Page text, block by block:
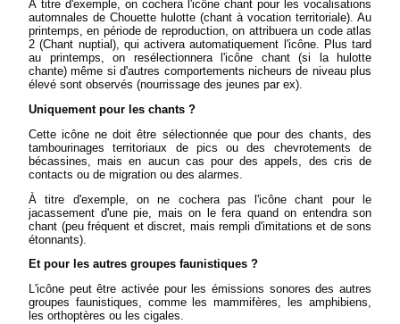
À titre d'exemple, on cochera l'icône chant pour les vocalisations
automnales de Chouette hulotte (chant à vocation territoriale). Au
printemps, en période de reproduction, on attribuera un code atlas
2 (Chant nuptial), qui activera automatiquement l'icône. Plus tard
au printemps, on resélectionnera l'icône chant (si la hulotte
chante) même si d'autres comportements nicheurs de niveau plus
élevé sont observés (nourrissage des jeunes par ex).
Uniquement pour les chants ?
Cette icône ne doit être sélectionnée que pour des chants, des
tambourinages territoriaux de pics ou des chevrotements de
bécassines, mais en aucun cas pour des appels, des cris de
contacts ou de migration ou des alarmes.
À titre d'exemple, on ne cochera pas l'icône chant pour le
jacassement d'une pie, mais on le fera quand on entendra son
chant (peu fréquent et discret, mais rempli d'imitations et de sons
étonnants).
Et pour les autres groupes faunistiques ?
L'icône peut être activée pour les émissions sonores des autres
groupes faunistiques, comme les mammifères, les amphibiens,
les orthoptères ou les cigales.